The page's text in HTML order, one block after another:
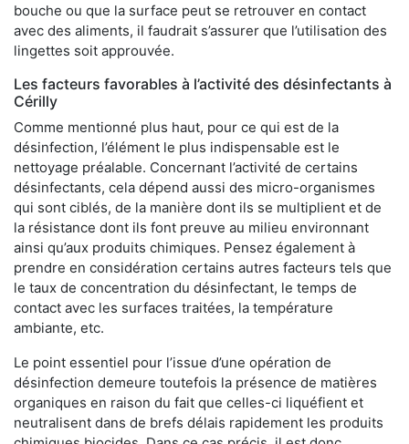
bouche ou que la surface peut se retrouver en contact
avec des aliments, il faudrait s’assurer que l’utilisation des
lingettes soit approuvée.
Les facteurs favorables à l’activité des désinfectants à
Cérilly
Comme mentionné plus haut, pour ce qui est de la
désinfection, l’élément le plus indispensable est le
nettoyage préalable. Concernant l’activité de certains
désinfectants, cela dépend aussi des micro-organismes
qui sont ciblés, de la manière dont ils se multiplient et de
la résistance dont ils font preuve au milieu environnant
ainsi qu’aux produits chimiques. Pensez également à
prendre en considération certains autres facteurs tels que
le taux de concentration du désinfectant, le temps de
contact avec les surfaces traitées, la température
ambiante, etc.
Le point essentiel pour l’issue d’une opération de
désinfection demeure toutefois la présence de matières
organiques en raison du fait que celles-ci liquéfient et
neutralisent dans de brefs délais rapidement les produits